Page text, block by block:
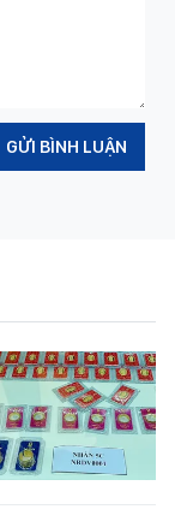
GỬI BÌNH LUẬN